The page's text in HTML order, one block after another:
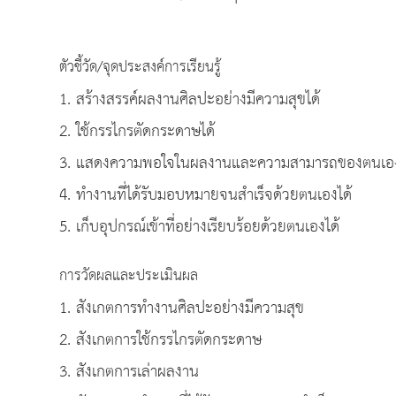
ตัวชี้วัด/จุดประสงค์การเรียนรู้
1. สร้างสรรค์ผลงานศิลปะอย่างมีความสุขได้
2. ใช้กรรไกรตัดกระดาษได้
3. แสดงความพอใจในผลงานและความสามารถของตนเ
4. ทำงานที่ได้รับมอบหมายจนสำเร็จด้วยตนเองได้
5. เก็บอุปกรณ์เข้าที่อย่างเรียบร้อยด้วยตนเองได้
การวัดผลและประเมินผล
1. สังเกตการทำงานศิลปะอย่างมีความสุข
2. สังเกตการใช้กรรไกรตัดกระดาษ
3. สังเกตการเล่าผลงาน